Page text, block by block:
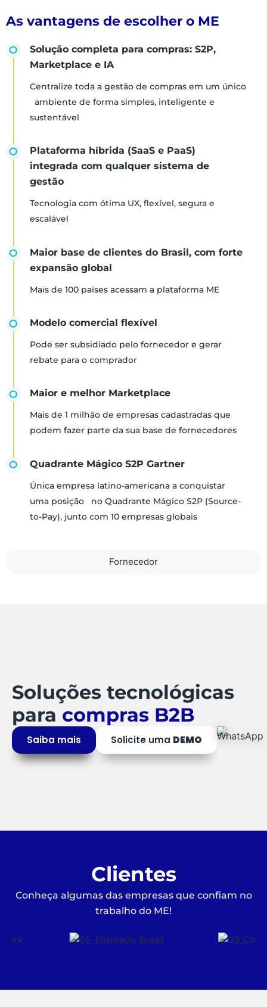
Fornecedor
As vantagens de escolher o ME
Solução completa para compras: S2P,
Marketplace e IA
Centralize toda a gestão de compras em um único
ambiente de forma simples, inteligente e
sustentável
Plataforma híbrida (SaaS e PaaS)
integrada com qualquer sistema de
gestão
Tecnologia com ótima UX, flexível, segura e
escalável
Maior base de clientes do Brasil, com forte
expansão global
Mais de 100 países acessam a plataforma ME
Modelo comercial flexível
Pode ser subsidiado pelo fornecedor e gerar
rebate para o comprador
Maior e melhor Marketplace
Mais de 1 milhão de empresas cadastradas que
podem fazer parte da sua base de fornecedores
Quadrante Mágico S2P Gartner
Única empresa latino-americana a conquistar
uma posição no Quadrante Mágico S2P (Source-
to-Pay), junto com 10 empresas globais
Soluções tecnológicas
para compras B2B
Saiba mais Solicite uma DEMO
Clientes
Conheça algumas das empresas que confiam no
trabalho do ME!